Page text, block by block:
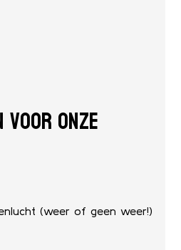
voor onze
(weer of geen weer!)